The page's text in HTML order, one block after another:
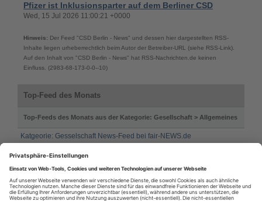
Pfizer ist Inklusionsparter auf dem Berliner CSD
Wed, 15 Jul 2026 11:00:21 +0000
Hinweis: Der Feed "CSD Berlin - News" und dessen hier dargestellten RSS-
Inhalte liegen urheberrechtlich beim Autor der Betreiber-URL (siehe RSS-Link).
Auf den Inhalt von "CSD Berlin - News" hat RSS-Nachrichten.de keinen
Einfluss. (2983-68-173-0-0--10)
Top-Feed des Monats
Top-Feeds des Monats aus der Kategorie: Gesellschaft > Allgemeines
Katgeorie: Gesselschaft News-Feed bei fair-NEWS.de
CSD Berlin - News
Seniorenbedarf - für eine wohl umsorte Lebenslust
familienrss. wir informieren sie